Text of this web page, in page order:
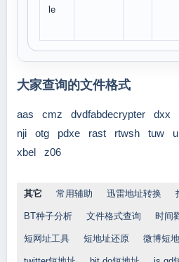
le
大家查询的文件格式
aas cmz dvdfabdecrypter dxx
nji
otg pdxe rast rtwsh tuw
xbel
z06
其它 常用辅助 迅雷地址转换
BT种子分析 文件格式查询 时间
短网址工具 短地址还原 微博短